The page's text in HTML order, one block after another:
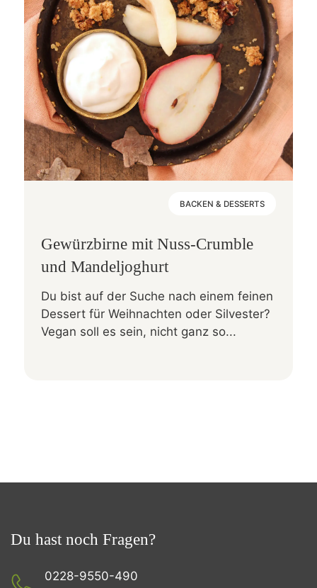
BACKEN & DESSERTS
Gewürzbirne mit Nuss-Crumble
und Mandeljoghurt
Du bist auf der Suche nach einem feinen
Dessert für Weihnachten oder Silvester?
Vegan soll es sein, nicht ganz so...
Du hast noch Fragen?
0228-9550-490